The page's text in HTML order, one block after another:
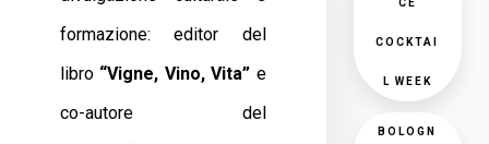
formazione: editor del
libro “Vigne, Vino, Vita” e
co-autore del
CE
COCKTAI
L WEEK
BOLOGN